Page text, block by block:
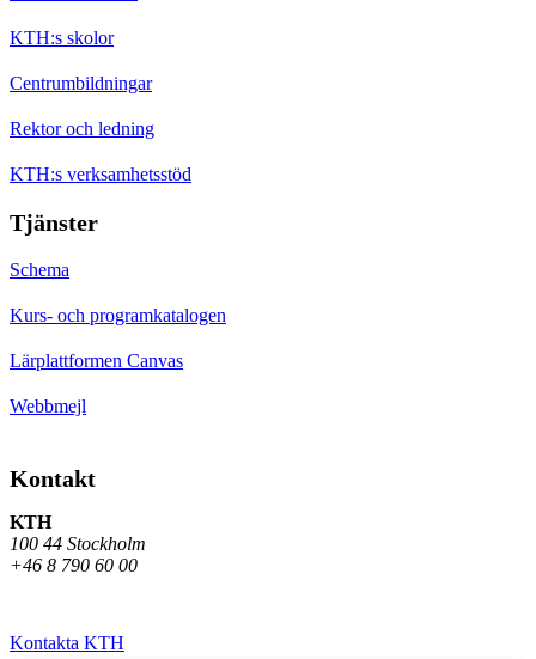
KTH:s skolor
Centrumbildningar
Rektor och ledning
KTH:s verksamhetsstöd
Tjänster
Schema
Kurs- och programkatalogen
Lärplattformen Canvas
Webbmejl
Kontakt
KTH
100 44 Stockholm
+46 8 790 60 00
Kontakta KTH